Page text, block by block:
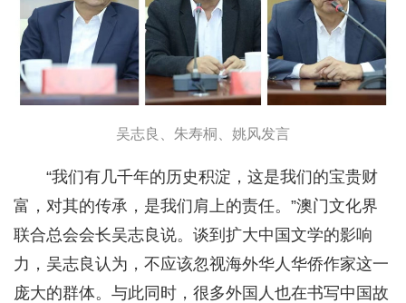
吴志良、朱寿桐、姚风发言
“我们有几千年的历史积淀，这是我们的宝贵财
富，对其的传承，是我们肩上的责任。”澳门文化界
联合总会会长吴志良说。谈到扩大中国文学的影响
力，吴志良认为，不应该忽视海外华人华侨作家这一
庞大的群体。与此同时，很多外国人也在书写中国故